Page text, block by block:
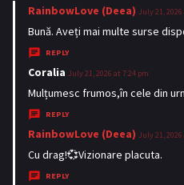
:
RainbowLove (Deea) s
a
s
:
July 21,
Bună. Aveți mai multe surse
REPLY
Coralia s
a
y
s
:
July 21, 2026 at 7:24 pm
Mulțumesc frumos,în cele din
REPLY
RainbowLove (Deea) s
a
July 21,
Cu drag!💞Vizionare placuta.
REPLY